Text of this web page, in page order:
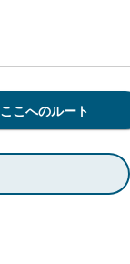
ここへのルート